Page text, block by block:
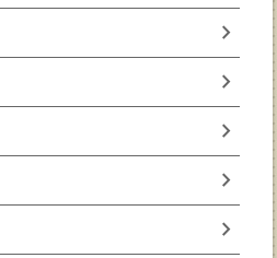
chevron_right
chevron_right
chevron_right
chevron_right
chevron_right